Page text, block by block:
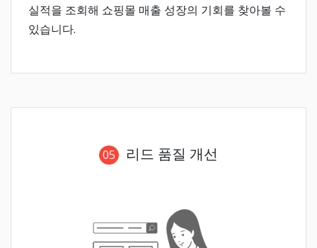
실적을 조회해 쇼핑몰 매출 성장의 기회를 찾아볼 수
있습니다.
05 리드 품질 개선